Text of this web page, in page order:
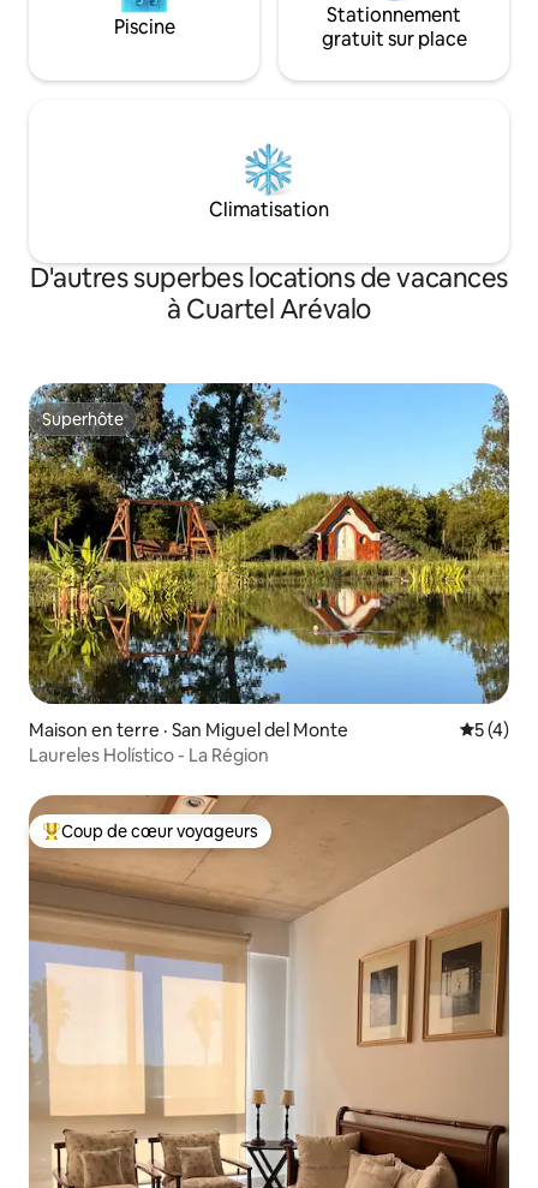
Piscine
Stationnement
gratuit sur place
Climatisation
D'autres superbes locations de vacances
à Cuartel Arévalo
Superhôte
Superhôte
Maison en terre · San Miguel del Monte Note
5 (4)
Laureles Holístico - La Région
Coup de cœur voyageurs parmi les plus aimés
Coup de cœur voyageurs